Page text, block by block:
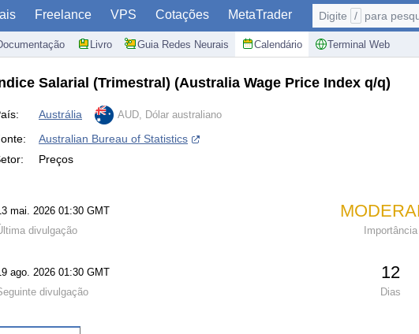
Freelance VPS Cotações MetaTrader
Livro Guia Redes Neurais Calendário Terminal Web
Digite / para
Salarial (Trimestral) (Australia Wage Price Index q/q)
Austrália AUD, Dólar australiano
Australian Bureau of Statistics
Preços
mai. 2026 01:30 GMT
divulgação Importância
ago. 2026 01:30 GMT 12
divulgação Dias